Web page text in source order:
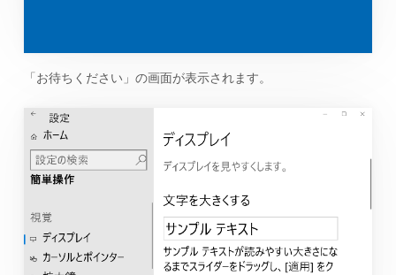
「お待ちください」の画面が表示されます。